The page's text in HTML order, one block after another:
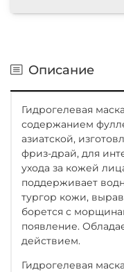
Описание
Гидрогелевая
содержанием
азиатской,
фриз-драй, для
ухода за кожей
поддерживает
тургор кожи,
борется с
появление.
действием.
Гидрогелевая